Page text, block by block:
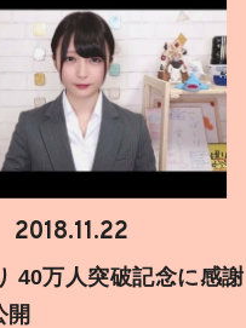
2018.11.22
40万人突破記念に感謝
開